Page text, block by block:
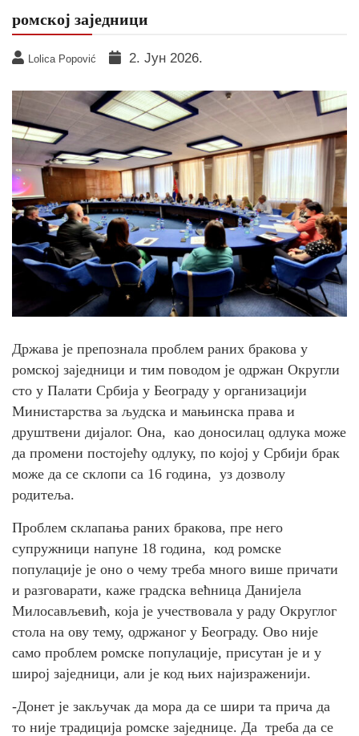
ромској заједници
Lolica Popović 2. Јун 2026.
Држава је препознала проблем раних бракова у
ромској заједници и тим поводом је одржан Округли
сто у Палати Србија у Београду у организацији
Министарства за људска и мањинска права и
друштвени дијалог. Она, као доносилац одлука може
да промени постојећу одлуку, по којој у Србији брак
може да се склопи са 16 година, уз дозволу
родитеља.
Проблем склапања раних бракова, пре него
супружници напуне 18 година, код ромске
популације је оно о чему треба много више причати
и разговарати, каже градска већница Данијела
Милосављевић, која је учествовала у раду Округлог
стола на ову тему, одржаног у Београду. Ово није
само проблем ромске популације, присутан је и у
широј заједници, али је код њих најизраженији.
-Донет је закључак да мора да се шири та прича да
то није традиција ромске заједнице. Да треба да се